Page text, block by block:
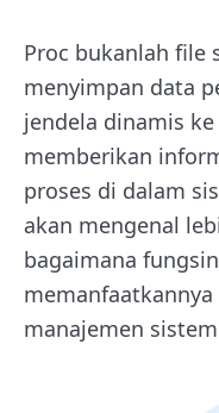
Proc bukanlah file
menyimpan data
jendela dinamis
memberikan
proses di dalam
akan mengenal
bagaimana
manajemen